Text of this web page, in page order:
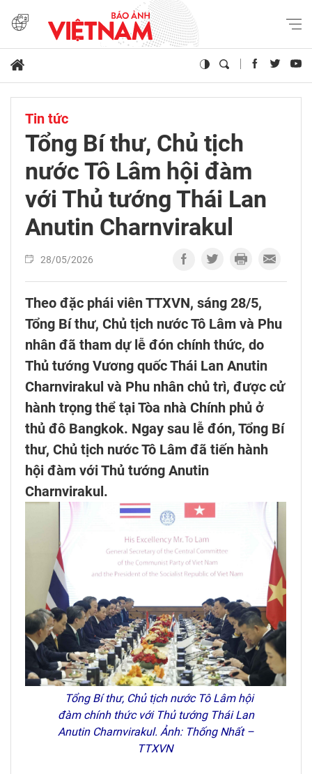
Tin tức
Tổng Bí thư, Chủ tịch
nước Tô Lâm hội đàm
với Thủ tướng Thái Lan
Anutin Charnvirakul
28/05/2026
Theo đặc phái viên TTXVN, sáng 28/5,
Tổng Bí thư, Chủ tịch nước Tô Lâm và Phu
nhân đã tham dự lễ đón chính thức, do
Thủ tướng Vương quốc Thái Lan Anutin
Charnvirakul và Phu nhân chủ trì, được cử
hành trọng thể tại Tòa nhà Chính phủ ở
thủ đô Bangkok. Ngay sau lễ đón, Tổng Bí
thư, Chủ tịch nước Tô Lâm đã tiến hành
hội đàm với Thủ tướng Anutin
Charnvirakul.
Tổng Bí thư, Chủ tịch nước Tô Lâm hội
đàm chính thức với Thủ tướng Thái Lan
Anutin Charnvirakul. Ảnh: Thống Nhất –
TTXVN